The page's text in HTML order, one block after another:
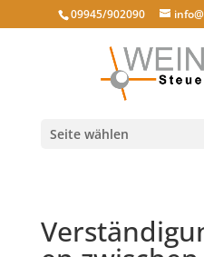
09945/902090
Seite wählen